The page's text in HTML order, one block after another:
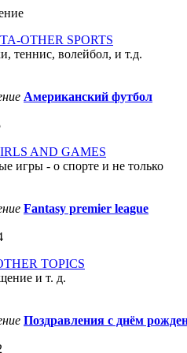
OTHER SPORTS
теннис, волейбол, и т.д.
Американский футбол
AND GAMES
игры - о спорте и не только
Fantasy premier league
TOPICS
и т. д.
Поздравления с днём